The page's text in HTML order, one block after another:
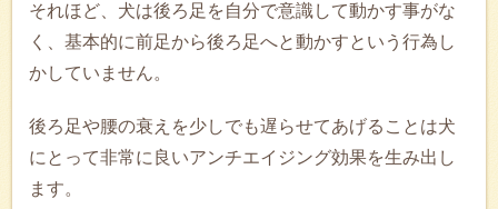
それほど、犬は後ろ足を自分で意識して動かす事がな
く、基本的に前足から後ろ足へと動かすという行為し
かしていません。
後ろ足や腰の衰えを少しでも遅らせてあげることは犬
にとって非常に良いアンチエイジング効果を生み出し
ます。